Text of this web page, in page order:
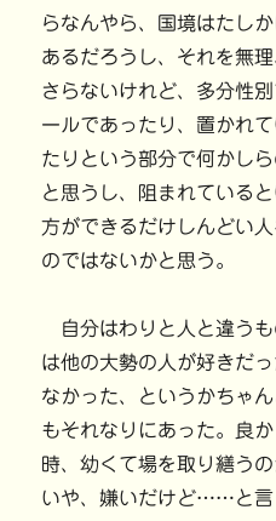
らなんやら、国境はたし
あるだろうし、それを無
さらないけれど、多分性
ールであったり、置かれ
たりという部分で何かし
と思うし、阻まれている
方ができるだけしんどい
のではないかと思う。
自分はわりと人と違うも
は他の大勢の人が好きだ
なかった、というかちゃ
もそれなりにあった。良
時、幼くて場を取り繕う
いや、嫌いだけど……と言